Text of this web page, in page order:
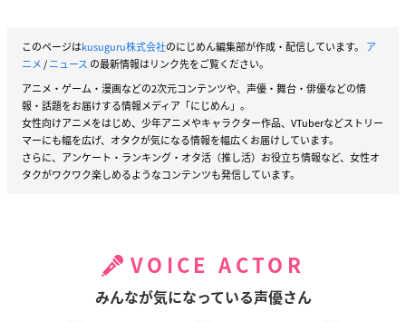
このページはkusuguru株式会社のにじめん編集部が作成・配信しています。 ア
ニメ/ニュース の最新情報はリンク先をご覧ください。
アニメ・ゲーム・漫画などの2次元コンテンツや、声優・舞台・俳優などの情
報・話題をお届けする情報メディア「にじめん」。
女性向けアニメをはじめ、少年アニメやキャラクター作品、VTuberなどストリー
マーにも幅を広げ、オタクが気になる情報を幅広くお届けしています。
さらに、アンケート・ランキング・オタ活（推し活）お役立ち情報など、女性オ
タクがワクワク楽しめるようなコンテンツも発信しています。
VOICE ACTOR
みんなが気になっている声優さん